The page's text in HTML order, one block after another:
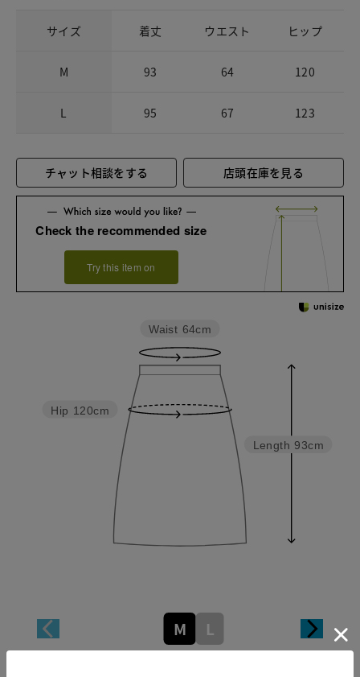
サイズ 着丈 ウエスト ヒップ
M 93 64 120
L 95 67 123
チャット相談をする 店頭在庫を見る
Check the recommended size
Try this item on
Length 93cm
Hip 120cm
Waist 64cm
M L